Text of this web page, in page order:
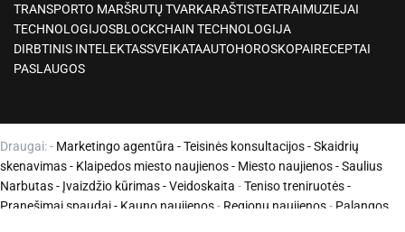
TRANSPORTO MARŠRUTŲ TVARKARAŠTISTEATRAIMUZIEJAI
TECHNOLOGIJOSBLOCKCHAIN TECHNOLOGIJA
DIRBTINIS INTELEKTASSVEIKATAAUTOHOROSKOPAIRECEPTAI
PASLAUGOS
Draugai: - Marketingo agentūra -Teisinės konsultacijos-Skaidrių
skenavimas- Klaipedos miesto naujienos- Miesto naujienos-Saulius
Narbutas- Įvaizdžio kūrimas-Veidoskaita -Teniso treniruotės-
Pranešimai spaudai - Kauno naujienos- Regionų naujienos- Palangos